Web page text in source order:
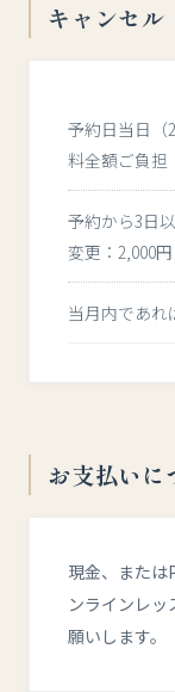
キャンセル
予約日当日（
料全額ご負担
予約から3日
変更：2,000
当月内であれ
お支払いに
現金、または
ンラインレ
願いします。